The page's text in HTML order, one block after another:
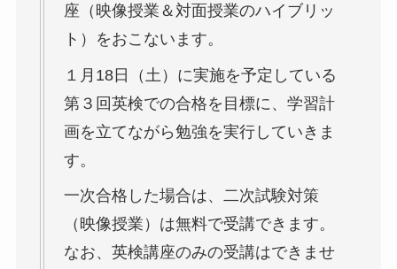
座（映像授業＆対面授業のハイブリッ
ト）をおこないます。
１月18日（土）に実施を予定している
第３回英検での合格を目標に、学習計
画を立てながら勉強を実行していきま
す。
一次合格した場合は、二次試験対策
（映像授業）は無料で受講できます。
なお、英検講座のみの受講はできませ